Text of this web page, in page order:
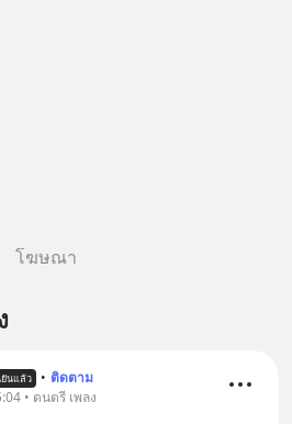
การผ่อนคลาย ซึ่งช่วยให้การนอน
นค้า Diip CBD 💬 LINE :
lin.ee/U91Fzyz
โฆษณา
นแล้ว • ติดตาม
• ดนตรี เพลง